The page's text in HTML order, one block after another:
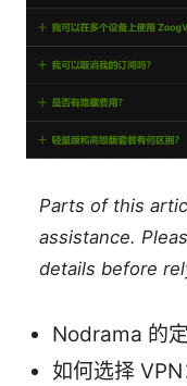
Parts of this
assistance.
details before
Nodrama 的
如何选择